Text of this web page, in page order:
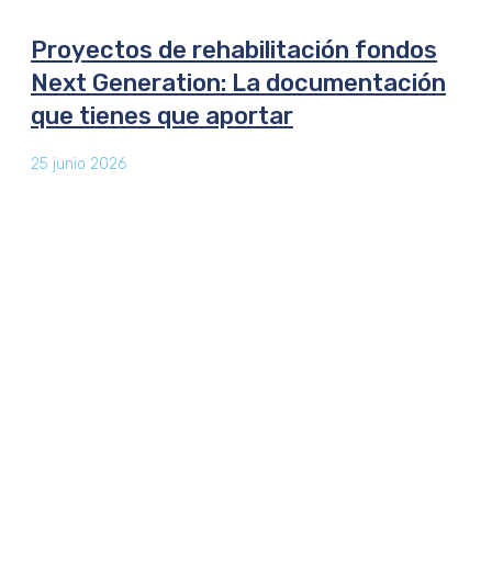
Proyectos de rehabilitación fondos
Next Generation: La documentación
que tienes que aportar
25 junio 2026